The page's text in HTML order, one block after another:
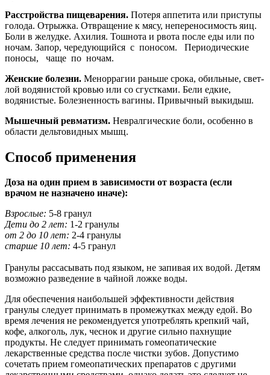
Расстройства пищеварения. Потеря аппетита или приступы
го­лода. Отрыжка. Отвращение к мясу, непереносимость яиц.
Боли в желудке. Ахилия. Тошнота и рвота после еды или по
ночам. Запор, че­редующийся с поносом. Периодические
поносы, чаще по ночам.
Женские болезни. Меноррагии раньше срока, обильные, свет­
лой водянистой кровью или со сгустками. Бели едкие,
водянистые. Болезненность вагины. Привычный выкидыш.
Мышечный ревматизм. Невралгические боли, особенно в
области дельтовидных мышц.
Способ применения
Доза на один прием в зависимости от возраста (если
врачом не назначено иначе):
Взрослые: 5-8 гранул
Дети до 2 лет: 1-2 гранулы
от 2 до 10 лет: 2-4 гранулы
старше 10 лет: 4-5 гранул
Гранулы рассасывать под языком, не запивая их водой. Детям
возможно разведение в чайной ложке воды.
Для обеспечения наибольшей эффективности действия
гранулы следует принимать в промежутках между едой. Во
время лечения не рекомендуется употреблять крепкий чай,
кофе, алкоголь, лук, чеснок и другие сильно пахнущие
продукты. Не следует принимать гомеопатические
лекарственные средства после чистки зубов. Допустимо
сочетать прием гомеопатических препаратов с другими